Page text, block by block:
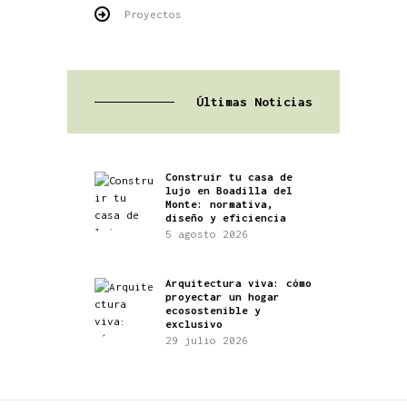
Proyectos
Últimas Noticias
Construir tu casa de
lujo en Boadilla del
Monte: normativa,
diseño y eficiencia
5 agosto 2026
Arquitectura viva: cómo
proyectar un hogar
ecosostenible y
exclusivo
29 julio 2026